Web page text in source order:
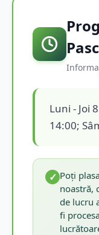
Luni - Joi
14:00;
✓ Poți
noastră,
de lucru
fi